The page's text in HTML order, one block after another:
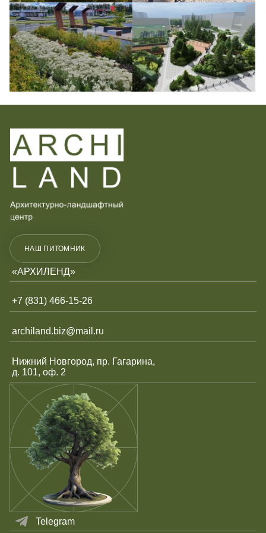
НАШ ПИТОМНИК
«АРХИЛЕНД»
+7 (831) 466-15-26
archiland.biz@mail.ru
Нижний Новгород, пр. Гагарина,
д. 101, оф. 2
Telegram
КонфиденциальностьиУсловия использования
ПРИКРЕПИТЕ РЕЗЮМЕ ИЛИ УКАЖИТЕ ССЫЛКУ
Загрузить файл
Конфиденциальность